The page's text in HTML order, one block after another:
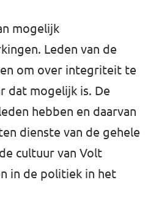
mogelijk
Leden van de
om over integriteit te
dat mogelijk is. De
hebben en daarvan
dienste van de gehele
cultuur van Volt
in de politiek in het